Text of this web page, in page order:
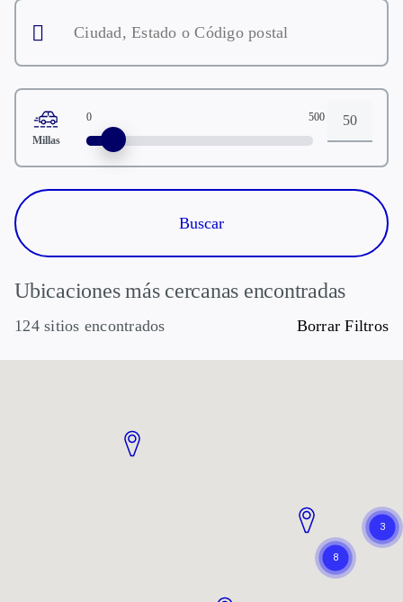
lo determine el requisito local) a la
primera dosis de la intervención del
estudio usado en este estudio.
Ciudad,
Estado
Millas
0 500 Distancia
Ubicaciones más cercanas encontradas
124 sitios encontrados